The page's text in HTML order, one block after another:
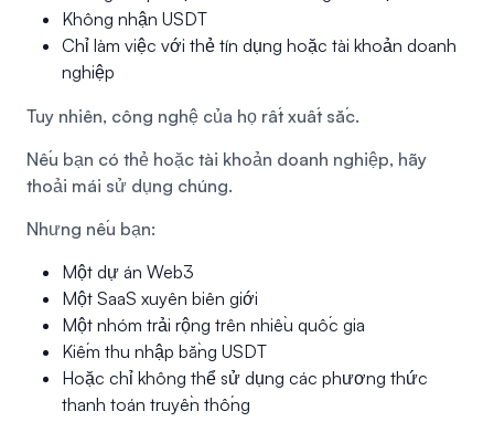
Không nhận USDT
Chỉ làm việc với thẻ tín dụng hoặc tài khoản doanh
nghiệp
Tuy nhiên, công nghệ của họ rất xuất sắc.
Nếu bạn có thẻ hoặc tài khoản doanh nghiệp, hãy
thoải mái sử dụng chúng.
Nhưng nếu bạn:
Một dự án Web3
Một SaaS xuyên biên giới
Một nhóm trải rộng trên nhiều quốc gia
Kiếm thu nhập bằng USDT
Hoặc chỉ không thể sử dụng các phương thức
thanh toán truyền thống